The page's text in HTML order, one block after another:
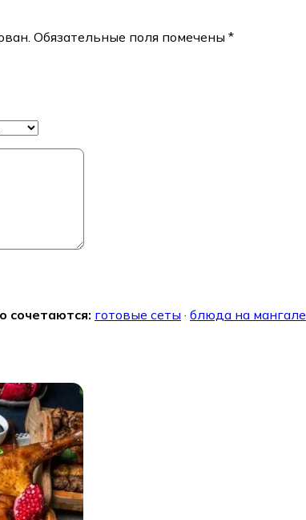
Обязательные поля помечены *
сочетаются: готовые сеты · блюда на мангале